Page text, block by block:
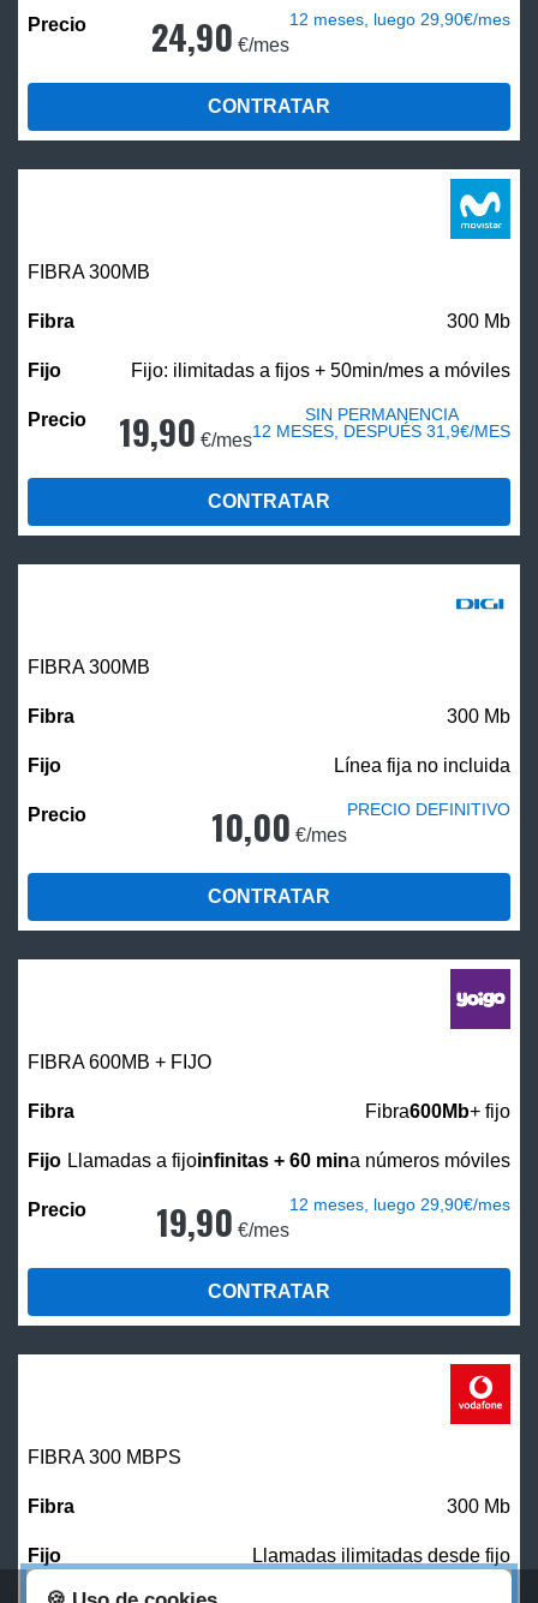
24,90 €/mes
12 meses, luego 29,90€/mes
CONTRATAR
FIBRA 300MB
300 Mb
Fijo: ilimitadas a fijos + 50min/mes a móviles
19,90 €/mes
SIN PERMANENCIA
12 MESES, DESPUÉS 31,9€/MES
CONTRATAR
FIBRA 300MB
300 Mb
Línea fija no incluida
10,00 €/mes
PRECIO DEFINITIVO
CONTRATAR
FIBRA 600MB + FIJO
Fibra600Mb+ fijo
Llamadas a fijoinfinitas + 60 mina números móviles
19,90 €/mes
12 meses, luego 29,90€/mes
CONTRATAR
FIBRA 300 MBPS
300 Mb
Llamadas ilimitadas desde fijo